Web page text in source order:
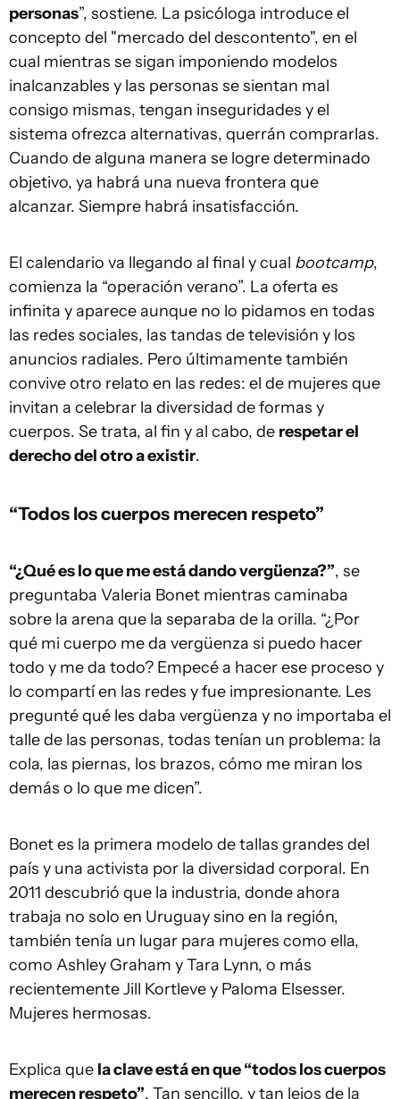
personas”, sostiene. La psicóloga introduce el
concepto del "mercado del descontento", en el
cual mientras se sigan imponiendo modelos
inalcanzables y las personas se sientan mal
consigo mismas, tengan inseguridades y el
sistema ofrezca alternativas, querrán comprarlas.
Cuando de alguna manera se logre determinado
objetivo, ya habrá una nueva frontera que
alcanzar. Siempre habrá insatisfacción.
El calendario va llegando al final y cual bootcamp,
comienza la “operación verano”. La oferta es
infinita y aparece aunque no lo pidamos en todas
las redes sociales, las tandas de televisión y los
anuncios radiales. Pero últimamente también
convive otro relato en las redes: el de mujeres que
invitan a celebrar la diversidad de formas y
cuerpos. Se trata, al fin y al cabo, de respetar el
derecho del otro a existir.
“Todos los cuerpos merecen respeto”
“¿Qué es lo que me está dando vergüenza?”, se
preguntaba Valeria Bonet mientras caminaba
sobre la arena que la separaba de la orilla. “¿Por
qué mi cuerpo me da vergüenza si puedo hacer
todo y me da todo? Empecé a hacer ese proceso y
lo compartí en las redes y fue impresionante. Les
pregunté qué les daba vergüenza y no importaba el
talle de las personas, todas tenían un problema: la
cola, las piernas, los brazos, cómo me miran los
demás o lo que me dicen”.
Bonet es la primera modelo de tallas grandes del
país y una activista por la diversidad corporal. En
2011 descubrió que la industria, donde ahora
trabaja no solo en Uruguay sino en la región,
también tenía un lugar para mujeres como ella,
como Ashley Graham y Tara Lynn, o más
recientemente Jill Kortleve y Paloma Elsesser.
Mujeres hermosas.
Explica que la clave está en que “todos los cuerpos
merecen respeto”. Tan sencillo, y tan lejos de la